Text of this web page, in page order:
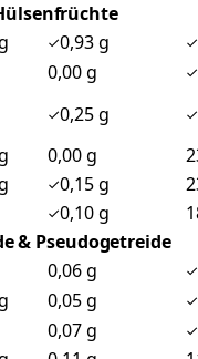
0,93 g
0,00 g
0,25 g
0,00 g
0,15 g
0,10 g
& Pseudogetreide
0,06 g
0,05 g
0,07 g